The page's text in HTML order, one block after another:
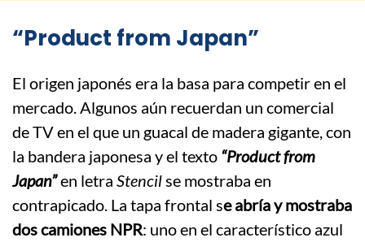
“Product from Japan”
El origen japonés era la basa para competir en el
mercado. Algunos aún recuerdan un comercial
de TV en el que un guacal de madera gigante, con
la bandera japonesa y el texto “Product from
Japan”en letra Stencil se mostraba en
contrapicado. La tapa frontal se abría y mostraba
dos camiones NPR: uno en el característico azul